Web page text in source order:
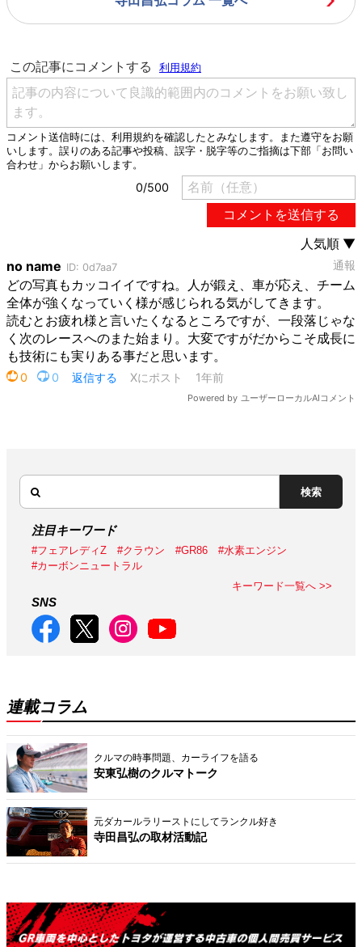
検索
注目キーワード
#フェアレディZ #クラウン #GR86
#水素エンジン
#カーボンニュートラル
キーワード一覧へ >>
SNS
連載コラム
クルマの時事問題、カーライフを語る
安東弘樹のクルマトーク
元ダカールラリーストにしてランクル好き
寺田昌弘の取材活動記